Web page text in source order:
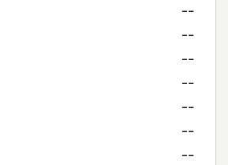
--
--
--
--
--
--
--